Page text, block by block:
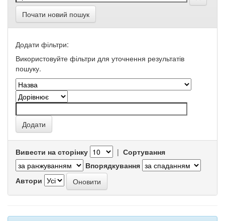
Почати новий пошук
Додати фільтри:
Використовуйте фільтри для уточнення результатів
пошуку.
Вивести на сторінку | Сортування
Впорядкування
Автори